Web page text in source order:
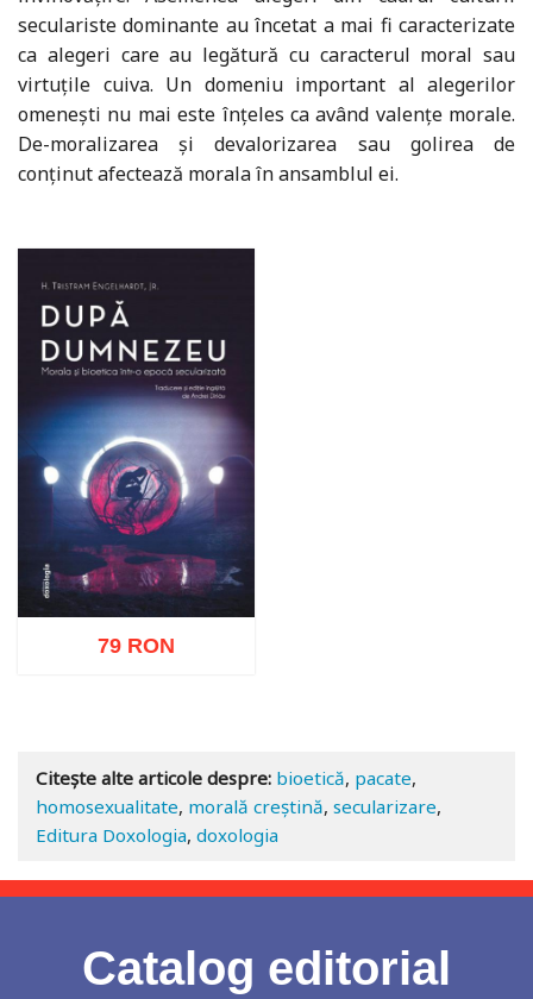
seculariste dominante au încetat a mai fi caracterizate
ca alegeri care au legătură cu caracterul moral sau
virtuțile cuiva. Un domeniu important al alegerilor
omenești nu mai este înțeles ca având valențe morale.
De-moralizarea și devalorizarea sau golirea de
conținut afectează morala în ansamblul ei.
79 RON
Citește alte articole despre: bioetică, pacate,
homosexualitate, morală creștină, secularizare,
Editura Doxologia, doxologia
Catalog editorial